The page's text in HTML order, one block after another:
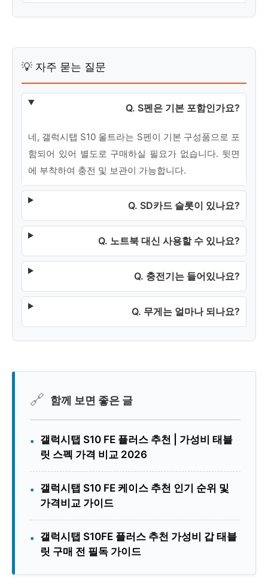
💡 자주 묻는 질문
Q. S펜은 기본 포함인가요?
네, 갤럭시탭 S10 울트라는 S펜이 기본 구성품으로 포
함되어 있어 별도로 구매하실 필요가 없습니다. 뒷면
에 부착하여 충전 및 보관이 가능합니다.
Q. SD카드 슬롯이 있나요?
Q. 노트북 대신 사용할 수 있나요?
Q. 충전기는 들어있나요?
Q. 무게는 얼마나 되나요?
🔗 함께 보면 좋은 글
• 갤럭시탭 S10 FE 플러스 추천 | 가성비 태블
릿 스펙 가격 비교 2026
• 갤럭시탭 S10 FE 케이스 추천 인기 순위 및
가격비교 가이드
• 갤럭시탭 S10FE 플러스 추천 가성비 갑 태블
릿 구매 전 필독 가이드